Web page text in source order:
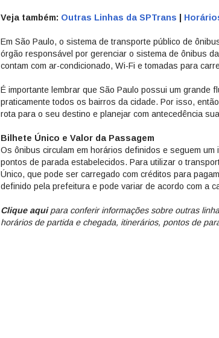
Veja também: Outras Linhas da SPTrans
Em São Paulo, o sistema de transporte público de
órgão responsável por gerenciar o sistema de ônibus
contam com ar-condicionado, Wi-Fi e tomadas para
É importante lembrar que São Paulo possui um grande
praticamente todos os bairros da cidade. Por isso,
rota para o seu destino e planejar com antecedência
Bilhete Único e Valor da Passagem
Os ônibus circulam em horários definidos e seguem um
pontos de parada estabelecidos. Para utilizar o
Único, que pode ser carregado com créditos para
definido pela prefeitura e pode variar de acordo com a
Clique aquipara conferir informações sobre outras
horários de partida e chegada, itinerários, pontos de